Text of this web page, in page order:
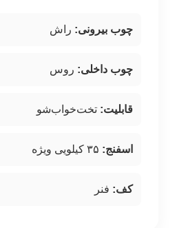
چوب بیرونی: راش
چوب داخلی: روس
قابلیت: تخت‌خواب‌شو
اسفنج:
کف: فنر